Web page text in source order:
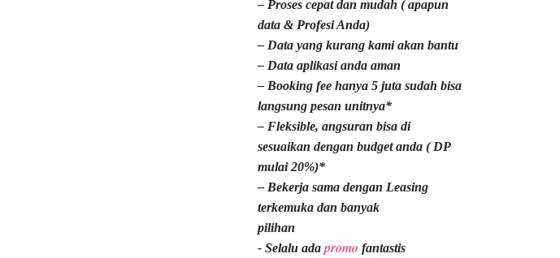
– Proses cepat dan mudah ( apapun
data & Profesi Anda)
– Data yang kurang kami akan bantu
– Data aplikasi anda aman
– Booking fee hanya 5 juta sudah bisa
langsung pesan unitnya*
– Fleksible, angsuran bisa di
sesuaikan dengan budget anda ( DP
mulai 20%)*
– Bekerja sama dengan Leasing
terkemuka dan banyak
pilihan
- Selalu ada promo fantastis